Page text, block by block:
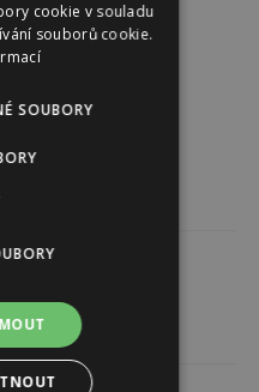
cookie v souladu
souborů cookie.
SOUBORY